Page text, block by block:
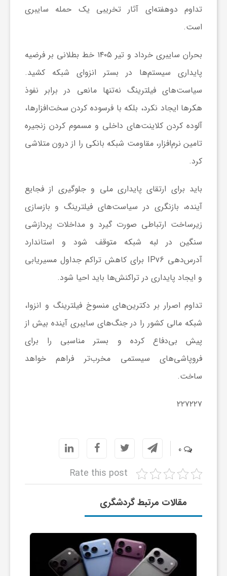
تداوم دوهفته‌ای آثار تخریبی یک حمله سایبری
است.
بحران سایبری خرداد و تیر ۱۴۰۵ خط بطلانی بر فرضیه
پایداری سیستم‌ها در بستر انزوای شبکه کشید.
سیاست‌های فیلترینگ نه‌تنها مانعی در برابر نفوذ
هکرها ایجاد نکرد، بلکه با فرسوده کردن سخت‌افزارها،
آلوده کردن کلاینت‌های داخلی و مسموم کردن زنجیره
تامین نرم‌افزار، مقاومت شبکه بانکی را از درون متلاشی
کرد.
باید برای ارتقای پایداری ملی و جلوگیری از فجایع
آینده، بازنگری در سیاست‌های فیلترینگ و بازسازی
زیرساخت ارتباطی صورت گیرد و مداخلات پردازشی
سنگین در لبه شبکه متوقف شود و استاندارد
آدرس‌دهی IPv6 برای کاهش تراکم جداول مسیریابی
و ایجاد پایداری در تراکنش‌ها باید احیا شود.
تداوم اصرار بر دکترین‌های منسوخ فیلترینگ و انزوا،
شبکه مالی کشور را در جنگ‌های سایبری آینده بیش از
پیش بی‌دفاع کرده و بستر مناسبی را برای
فروپاشی‌های سیستمی مخرب‌تر فراهم خواهد
ساخت.
۲۲۷۲۲۷
Rate this post
0
مقالات مرتبط گردشگری